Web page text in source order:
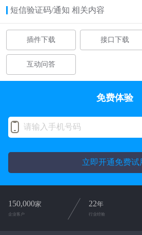
短信验证码/通知 相关内容
插件下载 接口下载
互动问答
免费体验
立即开通免费试
150,000家
企业客户
22年
行业经验